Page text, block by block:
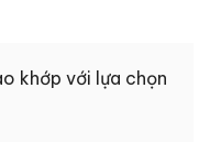
khớp với lựa chọn